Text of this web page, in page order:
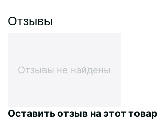
Отзывы
Отзывы не найдены
Оставить отзыв на этот товар